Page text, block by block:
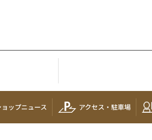
ョップニュース アクセス・ 駐車場